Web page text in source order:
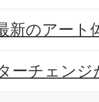
新のアート
ーチェン